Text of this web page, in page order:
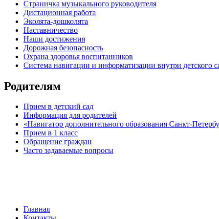
Страничка музыкального руководителя
Дистационная работа
Эколята-дошколята
Наставничество
Наши достижения
Дорожная безопасность
Охрана здоровья воспитанников
Система навигации и информатизации внутри детского
Родителям
Прием в детский сад
Информация для родителей
«Навигатор дополнительного образования Санкт-
Прием в 1 класс
Обращение граждан
Часто задаваемые вопросы
Главная